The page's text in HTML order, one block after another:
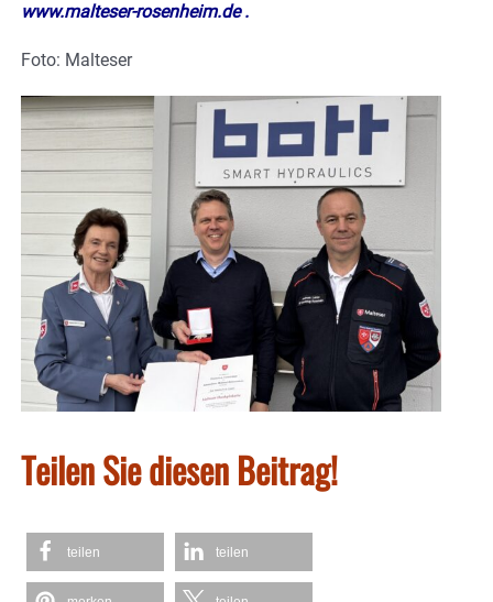
www.malteser-rosenheim.de.
Foto: Malteser
Teilen Sie diesen Beitrag!
teilen teilen